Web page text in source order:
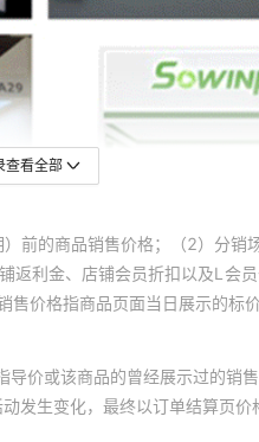
查看全部
前的商品销售价格；（2）分
利金、店铺会员折扣以及L会
价格指商品页面当日展示的
价或该商品的曾经展示过的销
发生变化，最终以订单结算页价